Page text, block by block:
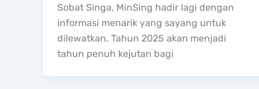
Sobat Singa, MinSing hadir lagi dengan
informasi menarik yang sayang untuk
dilewatkan. Tahun 2025 akan menjadi
tahun penuh kejutan bagi